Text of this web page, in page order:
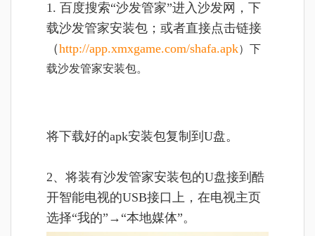
1. 百度搜索“沙发管家”进入沙发网，下
载沙发管家安装包；或者直接点击链接
（http://app.xmxgame.com/shafa.apk）下
载沙发管家安装包。
将下载好的apk安装包复制到U盘。
2、将装有沙发管家安装包的U盘接到酷
开智能电视的USB接口上，在电视主页
选择“我的” →“本地媒体”。